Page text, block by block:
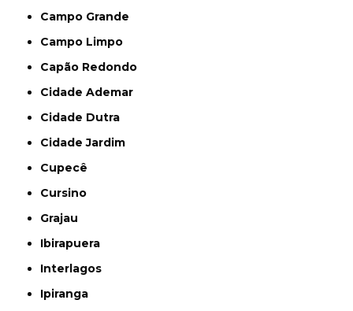
Campo Grande
Campo Limpo
Capão Redondo
Cidade Ademar
Cidade Dutra
Cidade Jardim
Cupecê
Cursino
Grajau
Ibirapuera
Interlagos
Ipiranga